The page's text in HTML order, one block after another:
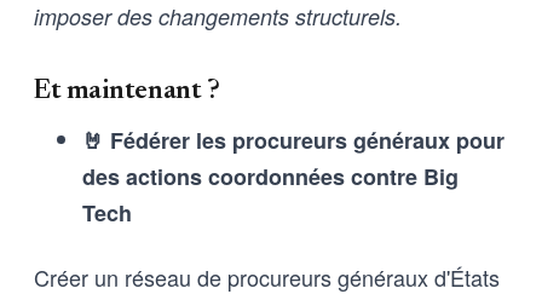
imposer des changements structurels.
Et maintenant ?
🤘 Fédérer les procureurs généraux pour
des actions coordonnées contre Big
Tech
Créer un réseau de procureurs généraux d'États